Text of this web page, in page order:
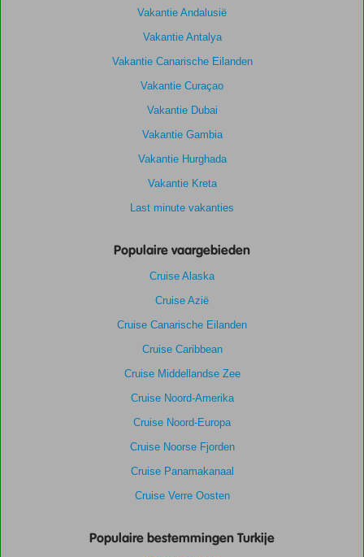
Vakantie Andalusië
Vakantie Antalya
Vakantie Canarische Eilanden
Vakantie Curaçao
Vakantie Dubai
Vakantie Gambia
Vakantie Hurghada
Vakantie Kreta
Last minute vakanties
Populaire vaargebieden
Cruise Alaska
Cruise Azië
Cruise Canarische Eilanden
Cruise Caribbean
Cruise Middellandse Zee
Cruise Noord-Amerika
Cruise Noord-Europa
Cruise Noorse Fjorden
Cruise Panamakanaal
Cruise Verre Oosten
Populaire bestemmingen Turkije